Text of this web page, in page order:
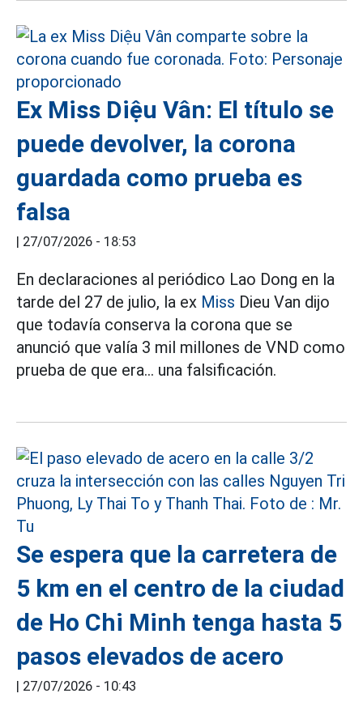
Ex Miss Diệu Vân: El título se
puede devolver, la corona
guardada como prueba es
falsa
| 27/07/2026 - 18:53
En declaraciones al periódico Lao Dong en la
tarde del 27 de julio, la ex Miss Dieu Van dijo
que todavía conserva la corona que se
anunció que valía 3 mil millones de VND como
prueba de que era... una falsificación.
Se espera que la carretera de
5 km en el centro de la ciudad
de Ho Chi Minh tenga hasta 5
pasos elevados de acero
| 27/07/2026 - 10:43